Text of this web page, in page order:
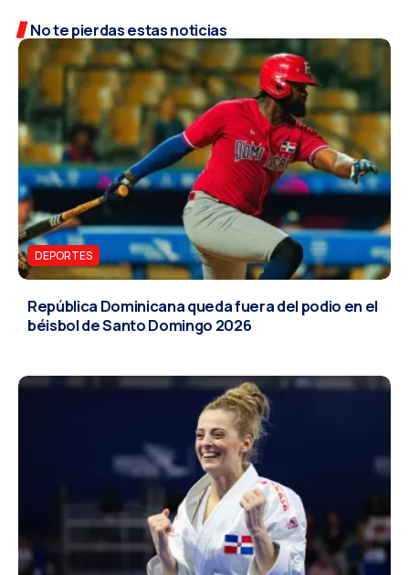
No te pierdas estas noticias
DEPORTES
República Dominicana queda fuera del podio en el
béisbol de Santo Domingo 2026